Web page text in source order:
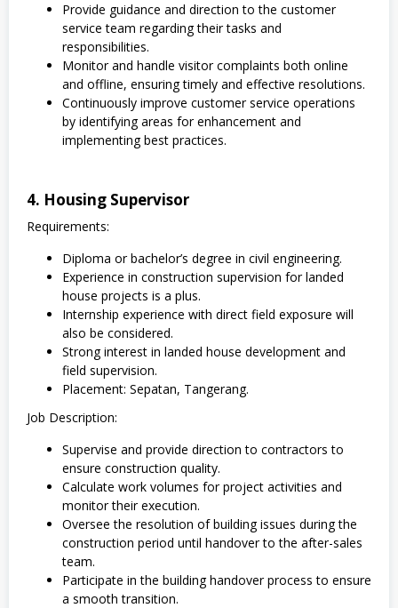
Provide guidance and direction to the customer
service team regarding their tasks and
responsibilities.
Monitor and handle visitor complaints both online
and offline, ensuring timely and effective resolutions.
Continuously improve customer service operations
by identifying areas for enhancement and
implementing best practices.
4. Housing Supervisor
Requirements:
Diploma or bachelor’s degree in civil engineering.
Experience in construction supervision for landed
house projects is a plus.
Internship experience with direct field exposure will
also be considered.
Strong interest in landed house development and
field supervision.
Placement: Sepatan, Tangerang.
Job Description:
Supervise and provide direction to contractors to
ensure construction quality.
Calculate work volumes for project activities and
monitor their execution.
Oversee the resolution of building issues during the
construction period until handover to the after-sales
team.
Participate in the building handover process to ensure
a smooth transition.